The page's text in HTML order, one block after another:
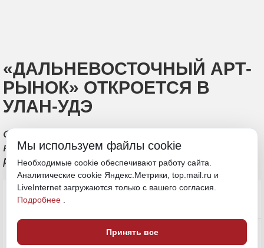
«ДАЛЬНЕВОСТОЧНЫЙ АРТ-
РЫНОК» ОТКРОЕТСЯ В
УЛАН-УДЭ
Форум креативных индустрий основан
на новой философии "от выставки - к
рынку"
Мы используем файлы cookie
Необходимые cookie обеспечивают работу сайта.
Аналитические cookie Яндекс.Метрики, top.mail.ru и
LiveInternet загружаются только с вашего согласия.
Подробнее
Принять все